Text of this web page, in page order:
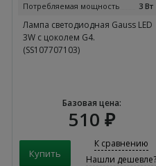
Потребляемая мощность
3 Вт
Лампа светодиодная Gauss LED
3W с цоколем G4.
(SS107707103)
Базовая цена:
510 ₽
К сравнению
Нашли дешевле?